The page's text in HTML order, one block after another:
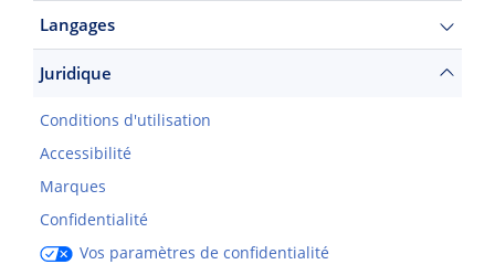
Langages
Juridique
Conditions d'utilisation
Accessibilité
Marques
Confidentialité
Vos paramètres de confidentialité